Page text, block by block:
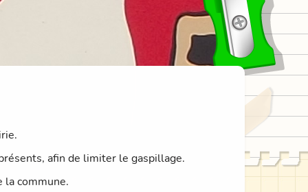
afin de limiter le gaspillage.
la commune.